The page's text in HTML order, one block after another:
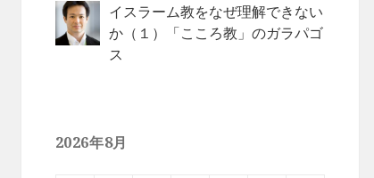
イスラーム教をなぜ理解できない
か（１）「こころ教」のガラパゴ
ス
2026年8月